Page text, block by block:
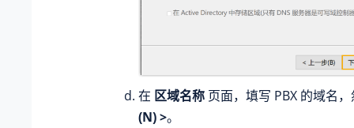
在 区域名称 页面，填写 PBX 的域名
(N) >。